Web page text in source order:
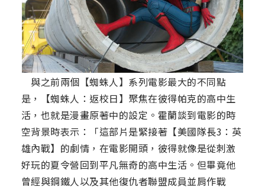
與之前兩個【蜘蛛人】系列電影最大的不同點
是，【蜘蛛人：返校日】聚焦在彼得帕克的高中生
活，也就是漫畫原著中的設定。霍蘭談到電影的時
空背景時表示：「這部片是緊接著【美國隊長3：英
雄內戰】的劇情，在電影開頭，彼得就像是從刺激
好玩的夏令營回到平凡無奇的高中生活。但畢竟他
曾經與鋼鐵人以及其他復仇者聯盟成員並肩作戰